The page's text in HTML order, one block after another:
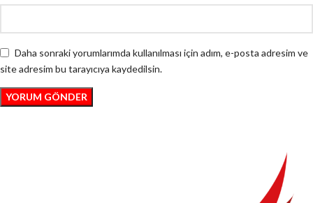
Daha sonraki yorumlarımda kullanılması için adım, e-posta adresim ve
site adresim bu tarayıcıya kaydedilsin.